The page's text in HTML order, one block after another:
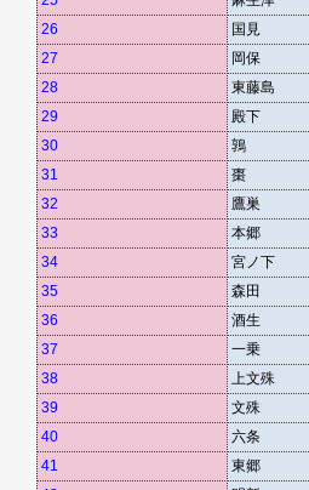
26
国見
27
岡保
28
東藤島
29
殿下
30
鶉
31
棗
32
鷹巣
33
本郷
34
宮ノ下
35
森田
36
酒生
37
一乗
38
上文殊
39
文殊
40
六条
41
東郷